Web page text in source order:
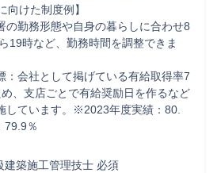
向けた制度例】
の勤務形態や自身の暮らしに合わせ8
19時など、勤務時間を調整できま
：会社として掲げている有給取得率7
、支店ごとで有給奨励日を作るなど
しています。※2023年度実績：80.
79.9％
建築施工管理技士 必須